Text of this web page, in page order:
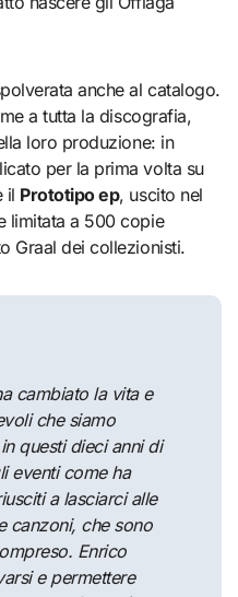
anche al catalogo.
a tutta la discografia,
loro produzione: in
per la prima volta su
il Prototipo ep, uscito nel
limitata a 500 copie
Graal dei collezionisti.
cambiato la vita e
che siamo
questi dieci anni di
eventi come ha
a lasciarci alle
canzoni, che sono
Enrico
e permettere